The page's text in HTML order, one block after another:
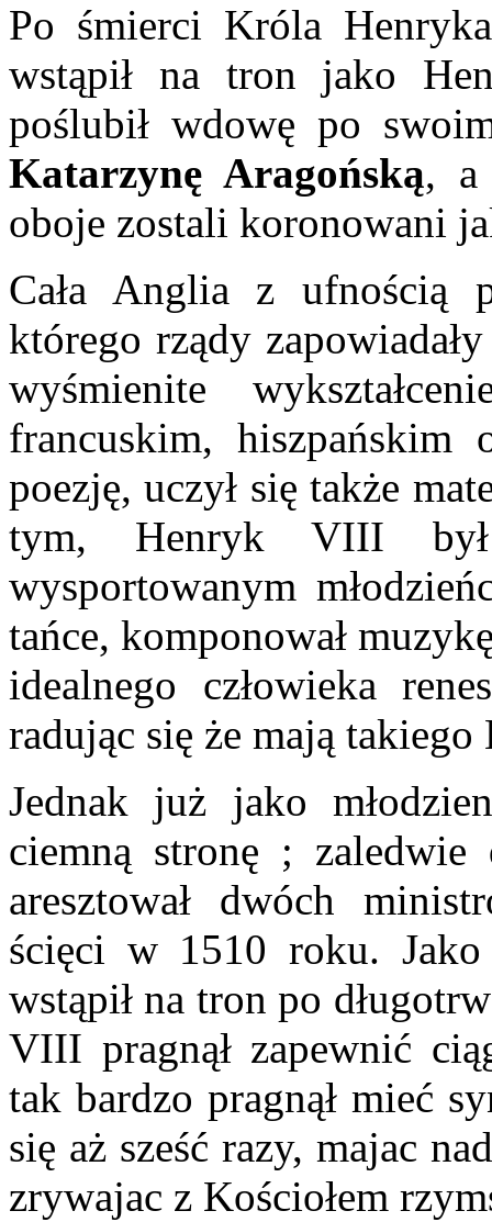
Po śmierci Króla
wstąpił na tron jako
poślubił wdowę po
Katarzynę Aragońską,
oboje zostali koronowani
Cała Anglia z ufnością
którego rządy
wyśmienite
francuskim, hiszpańskim
poezję, uczył się także
tym, Henryk VIII był
wysportowanym
tańce, komponował
idealnego człowieka
radując się że mają takiego
Jednak już jako
ciemną stronę ;
aresztował dwóch
ścięci w 1510 roku.
wstąpił na tron po
VIII pragnął zapewnić
tak bardzo pragnął mieć
się aż sześć razy, majac
zrywajac z Kościołem